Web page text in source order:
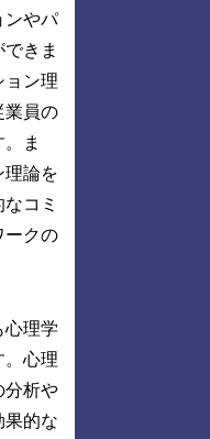
ンやパ
きま
ョン理
業員の
ま
理論を
コミ
ークの
心理学
。心理
分析や
果的な